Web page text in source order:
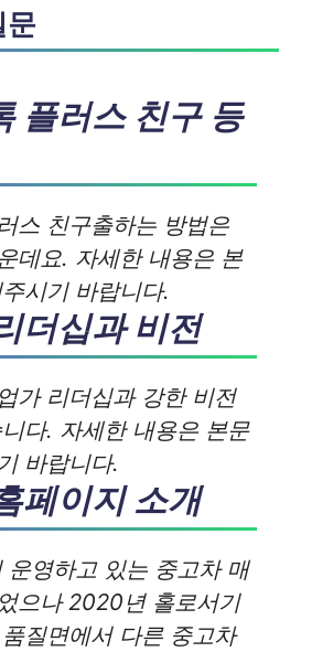
문
플러스 친구 등
스 친구출하는 방법은
데요. 자세한 내용은 본
시기 바랍니다.
더십과 비전
가 리더십과 강한 비전
다. 자세한 내용은 본문
바랍니다.
페이지 소개
운영하고 있는 중고차 매
으나 2020년 홀로서기
질면에서 다른 중고차